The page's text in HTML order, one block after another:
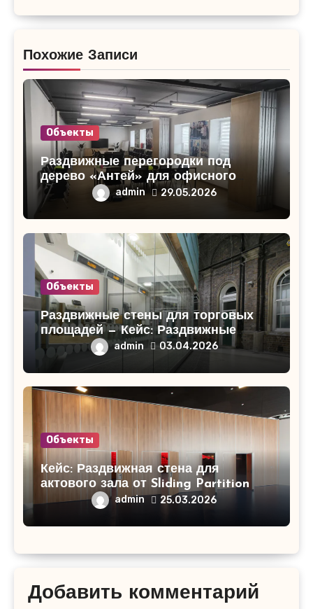
Похожие Записи
Объекты
Раздвижные перегородки под
дерево «Антей» для офисного
помещения в Кирово-Чепецке
admin 29.05.2026
Объекты
Раздвижные стены для торговых
площадей — Кейс: Раздвижные
стены для торгового центра
«СитиМолл»!
admin 03.04.2026
Объекты
Кейс: Раздвижная стена для
актового зала от Sliding Partition
admin 25.03.2026
Добавить комментарий